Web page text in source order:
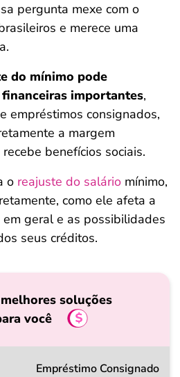
pergunta mexe com o
e merece uma
do mínimo pode
importantes,
empréstimos consignados,
a margem
benefícios sociais.
o reajuste do salário mínimo,
como ele afeta a
geral e as possibilidades
seus créditos.
soluções
você
Empréstimo Consignado